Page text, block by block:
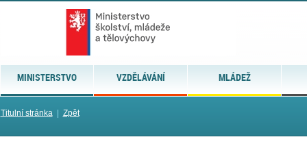
MINISTERSTVO VZDĚLÁVÁNÍ MLÁDEŽ
Titulní stránka| Zpět